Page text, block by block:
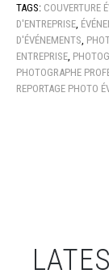
TAGS: COUVERTURE
D'ENTREPRISE
D'ÉVÉNEMENTS
ENTREPRISE
PHOTOGRAPHE
REPORTAGE PHOTO